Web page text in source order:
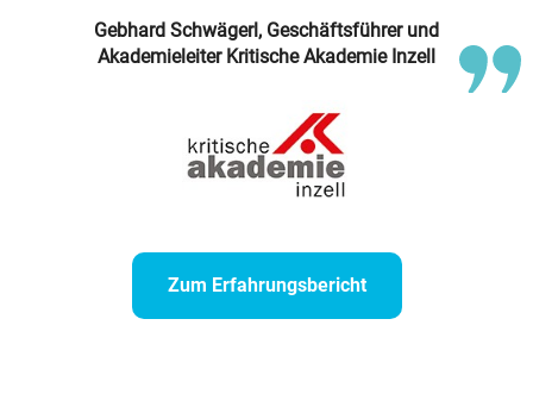
Gebhard Schwägerl, Geschäftsführer und
Akademieleiter Kritische Akademie Inzell
Zum Erfahrungsbericht